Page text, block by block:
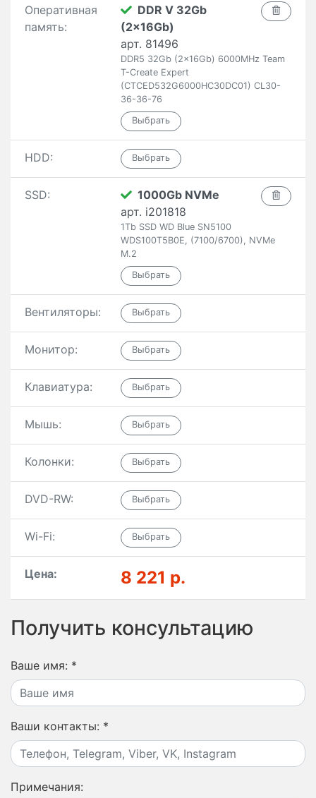
Оперативная
память:
DDR V 32Gb
(2x16Gb)
арт. 81496
DDR5 32Gb (2x16Gb) 6000MHz Team
T-Create Expert
(CTCED532G6000HC30DC01) CL30-
36-36-76
HDD:
SSD:
1000Gb NVMe
арт. i201818
1Tb SSD WD Blue SN5100
WDS100T5B0E, (7100/6700), NVMe
M.2
Вентиляторы:
Монитор:
Клавиатура:
Мышь:
Колонки:
DVD-RW:
Wi-Fi:
Цена: 8 221 р.
Получить консультацию
Ваше имя: *
Ваши контакты: *
Примечания: